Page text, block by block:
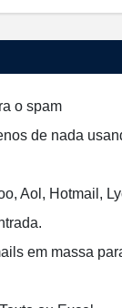
o spam
de nada
Aol, Hotmail,
em massa